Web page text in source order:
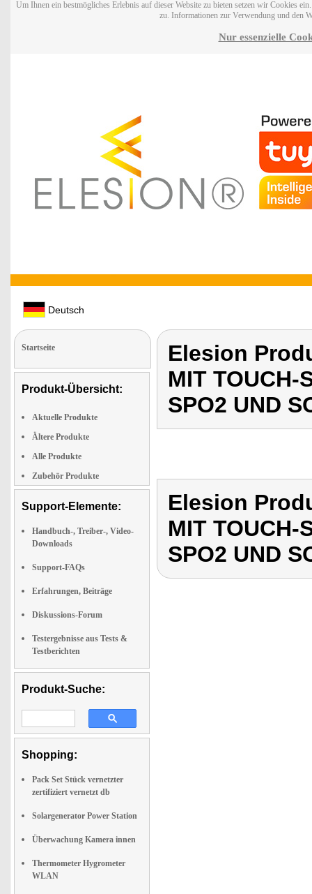
Um Ihnen ein bestmögliches Erlebnis auf dieser Website zu bieten setzen wir Cookies
zu. Informationen zur Verwendung und den
Nur essenzielle
Deutsch
Startseite
Produkt-Übersicht:
Aktuelle Produkte
Ältere Produkte
Alle Produkte
Zubehör Produkte
Support-Elemente:
Handbuch-, Treiber-, Video-
Downloads
Support-FAQs
Erfahrungen, Beiträge
Diskussions-Forum
Testergebnisse aus Tests &
Testberichten
Produkt-Suche:
Shopping:
Pack Set Stück vernetzter
zertifiziert vernetzt db
Solargenerator Power Station
Überwachung Kamera innen
Thermometer Hygrometer
WLAN
Elesion
MIT TOUCH-
SPO2 UND
Elesion
MIT TOUCH-
SPO2 UND